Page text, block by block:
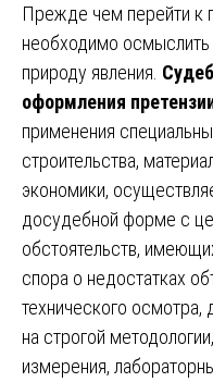
Прежде чем перейти к
необходимо
природу явления.
оформления
применения
строительства,
экономики,
досудебной форме с
обстоятельств,
спора о недостатках
технического осмотра,
на строгой
измерения,